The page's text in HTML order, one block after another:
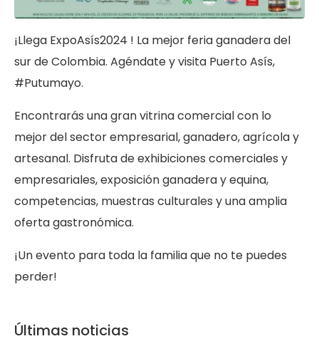
¡Llega ExpoAsís2024 ! La mejor feria ganadera del
sur de Colombia. Agéndate y visita Puerto Asís,
#Putumayo.
Encontrarás una gran vitrina comercial con lo
mejor del sector empresarial, ganadero, agrícola y
artesanal. Disfruta de exhibiciones comerciales y
empresariales, exposición ganadera y equina,
competencias, muestras culturales y una amplia
oferta gastronómica.
¡Un evento para toda la familia que no te puedes
perder!
Últimas noticias
magna aliqua. Ut enim ad minim veniam, quis nostrud
commodo consequat. Duis aute irure dolor in
reprehenderit in voluptate velit esse cillum dolore eu
fugiat nulla pariatur. Excepteur sint occaecat cupidatat
non proident, sunt in culpa qui officia deserunt mollit